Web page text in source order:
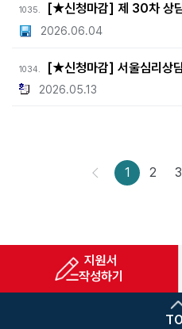
1035. [★신청마감] 제 30차 상
2026.06.04
1034. [★신청마감] 서울심리상담센터_2026년 하반기
2026.05.13
1 2 3
지원서
작성하기